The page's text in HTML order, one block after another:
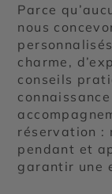
Parce
nous
charme,
conseils
réservation :
pendant et
garantir une